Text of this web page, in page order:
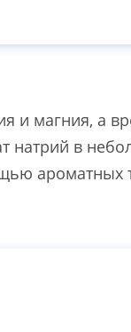
и магния, а
натрий в
ароматных